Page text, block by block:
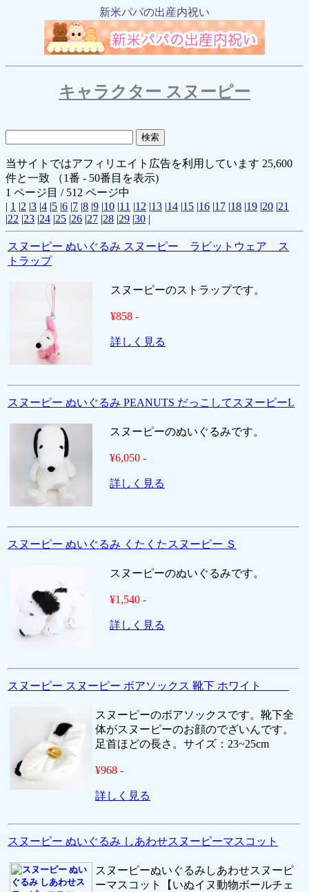
新米パパの出産内祝い
キャラクター スヌーピー
当サイトではアフィリエイト広告を利用しています 25,600
件と一致 （1番 - 50番目を表示)
1 ページ目 / 512 ページ中
| 1 |2 |3 |4 |5 |6 |7 |8 |9 |10 |11 |12 |13 |14 |15 |16 |17 |18 |19 |20 |21
|22 |23 |24 |25 |26 |27 |28 |29 |30 |
スヌーピー ぬいぐるみ スヌーピー ラビットウェア ス
トラップ
スヌーピーのストラップです。
¥858 -
詳しく見る
スヌーピー ぬいぐるみ PEANUTS だっこしてスヌーピーL
スヌーピーのぬいぐるみです。
¥6,050 -
詳しく見る
スヌーピー ぬいぐるみ くたくたスヌーピー Ｓ
スヌーピーのぬいぐるみです。
¥1,540 -
詳しく見る
スヌーピー スヌーピー ボアソックス 靴下 ホワイト
スヌーピーのボアソックスです。靴下全
体がスヌーピーのお顔のでざいんです。
足首ほどの長さ。サイズ：23~25cm
¥968 -
詳しく見る
スヌーピー ぬいぐるみ しあわせスヌーピーマスコット
スヌーピーぬいぐるみしあわせスヌーピ
ーマスコット【いぬイヌ動物ボールチェ